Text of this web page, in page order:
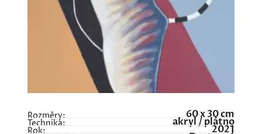
Rozměry: 60 x 30 cm
Technika: akryl / plátno
Rok: 2021